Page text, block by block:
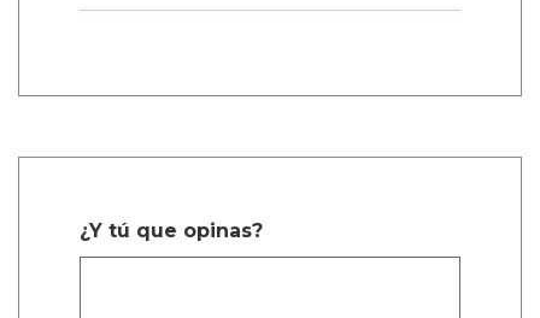
¿Y tú que opinas?